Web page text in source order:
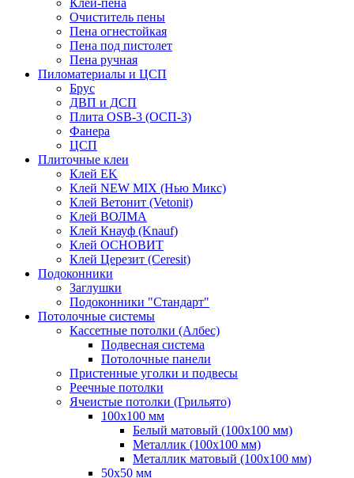
Клей-пена
Очиститель пены
Пена огнестойкая
Пена под пистолет
Пена ручная
Пиломатериалы и ЦСП
Брус
ДВП и ДСП
Плита OSB-3 (ОСП-3)
Фанера
ЦСП
Плиточные клеи
Клей EK
Клей NEW MIX (Нью Микс)
Клей Ветонит (Vetonit)
Клей ВОЛМА
Клей Кнауф (Knauf)
Клей ОСНОВИТ
Клей Церезит (Ceresit)
Подоконники
Заглушки
Подоконники "Стандарт"
Потолочные системы
Кассетные потолки (Албес)
Подвесная система
Потолочные панели
Пристенные уголки и подвесы
Реечные потолки
Ячеистые потолки (Грильято)
100х100 мм
Белый матовый (100х100 мм)
Металлик (100х100 мм)
Металлик матовый (100х100 мм)
50х50 мм